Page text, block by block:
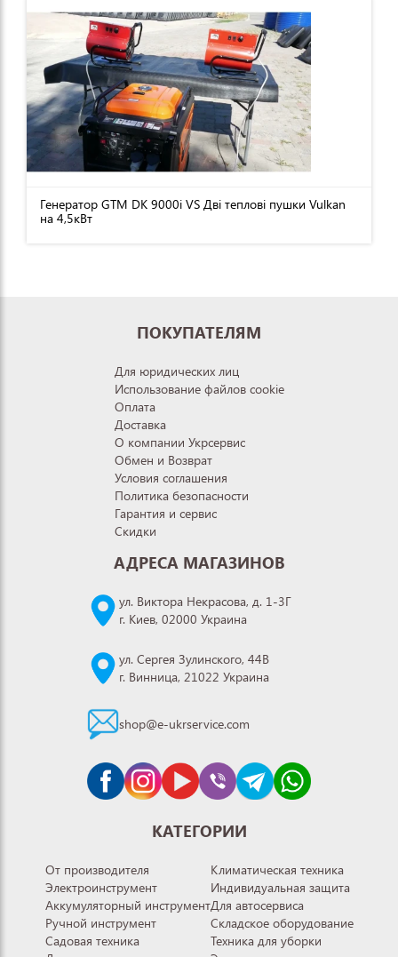
Генератор GTM DK 9000i VS Дві теплові пушки Vulkan
на 4,5кВт
ПОКУПАТЕЛЯМ
Для юридических лиц
Использование файлов cookie
Оплата
Доставка
О компании Укрсервис
Обмен и Возврат
Условия соглашения
Политика безопасности
Гарантия и сервис
Скидки
АДРЕСА МАГАЗИНОВ
ул. Виктора Некрасова, д. 1-3Г
г. Киев, 02000 Украина
ул. Сергея Зулинского, 44В
г. Винница, 21022 Украина
shop@e-ukrservice.com
КАТЕГОРИИ
От производителя
Электроинструмент
Аккумуляторный инструмент
Ручной инструмент
Садовая техника
Климатическая техника
Индивидуальная защита
Для автосервиса
Складское оборудование
Техника для уборки